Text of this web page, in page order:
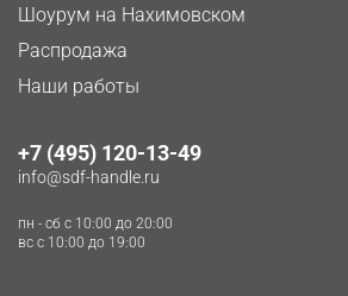
Шоурум на Нахимовском
Распродажа
Наши работы
+7 (495) 120-13-49
info@sdf-handle.ru
пн - сб c 10:00 до 20:00
вс c 10:00 до 19:00